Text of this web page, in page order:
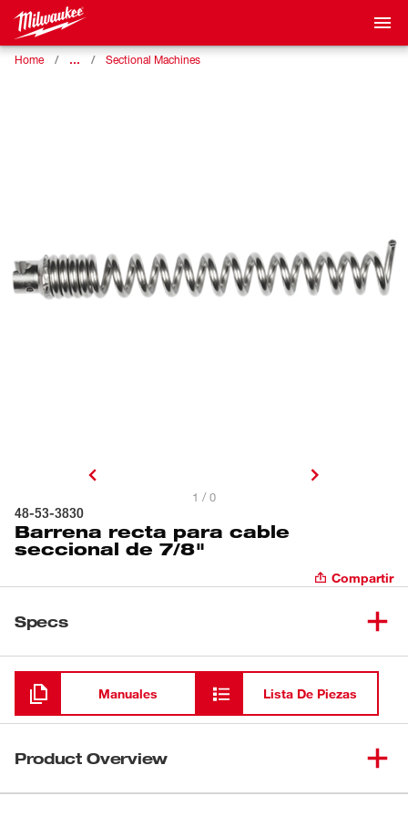
Home … Sectional Machines
1 / 0
48-53-3830
Barrena recta para cable
seccional de 7/8"
Compartir
Specs
Cargando
Manuales Lista De Piezas
Product Overview